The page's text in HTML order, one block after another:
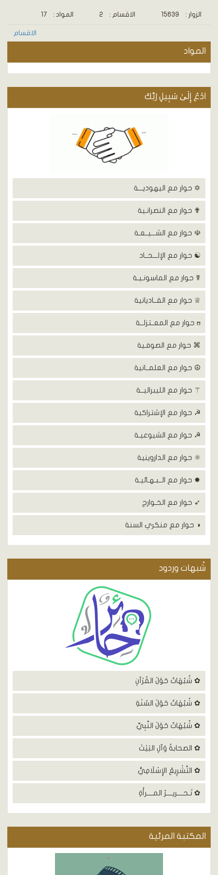
الزوار : 15639 الاقسام : 2 المواد : 17
الاقسام
المواد
ادْعُ إِلَىٰ سَبِيلِ رَبِّكَ
✡ حوار مع اليهوديـــة
✟ حوار مع النصرانـية
☫ حوار مع الشـــيــعـة
☯ حوار مع الإلـــحــاد
☤ حوار مع الماسونـيـة
♕ حوار مع القــاديانية
ʊ حوار مع المعــتزلــة
⌘ حوار مع الصوفـية
☮ حوار مع العلمــانية
⚚ حوار مع الليبراليــة
☭ حوار مع الإشتراكية
☭ حوار مع الشيوعيـة
⚛ حوار مع الداروينية
✸ حوار مع الــبـهـائيـة
➶ حوار مع الخـوارج
◑ حوار مع منكري السنة
شٌبهات وردود
✿ شُبُهَاتٌ حَوْلَ القُرْآنِ
✿ شُبُهَاتٌ حَوْلَ السُنَةِ
✿ شُبُهَاتٌ حَوْلَ النَّبِيِّ
✿ الصحابةُ وَآلِ البَيْتَ
✿ التَّشْرِيعُ الإِسْلَامِيُّ
✿ تَـحــــريــــرُ المــــرأَةِ
المكتبة المرئية